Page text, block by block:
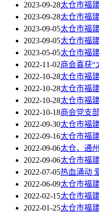
2023-09-28太仓市福
2023-09-28太仓市福
2023-09-05太仓市福
2023-09-05太仓市福
2023-05-05太仓市福
2022-11-02商会喜获“
2022-10-28太仓市福
2022-10-28太仓市福
2022-10-28太仓市福
2022-10-18商会党支
2022-09-30太仓市福
2022-09-16太仓市福
2022-09-06太仓、通
2022-09-06太仓市福
2022-07-05热血涌动
2022-06-09太仓市福
2022-02-15太仓市福
2022-01-25太仓市福